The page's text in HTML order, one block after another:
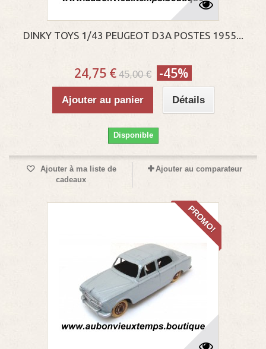
DINKY TOYS 1/43 PEUGEOT D3A POSTES 1955...
24,75 € 45,00 € -45%
Ajouter au panier Détails
Disponible
Ajouter à ma liste de
cadeaux
Ajouter au comparateur
PROMO!